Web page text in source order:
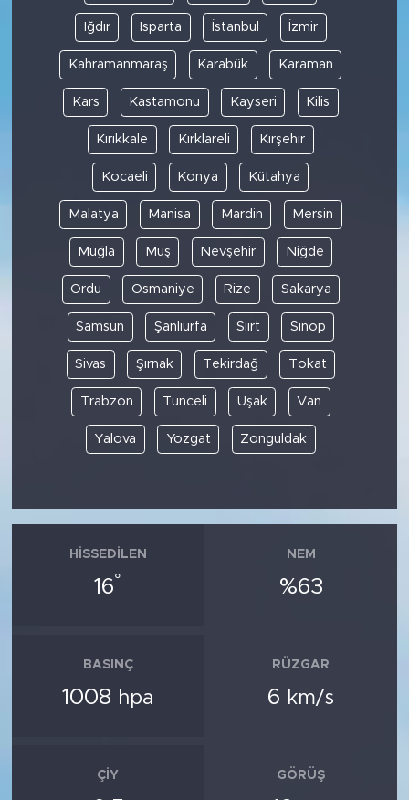
Iğdır Isparta İstanbul İzmir
Kahramanmaraş Karabük Karaman
Kars Kastamonu Kayseri Kilis
Kırıkkale Kırklareli Kırşehir
Kocaeli Konya Kütahya
Malatya Manisa Mardin Mersin
Muğla Muş Nevşehir Niğde
Ordu Osmaniye Rize Sakarya
Samsun Şanlıurfa Siirt Sinop
Sivas Şırnak Tekirdağ Tokat
Trabzon Tunceli Uşak Van
Yalova Yozgat Zonguldak
HISSEDILEN
16°
NEM
%63
BASINÇ
1008 hpa
RÜZGAR
6 km/s
ÇIY GÖRÜŞ